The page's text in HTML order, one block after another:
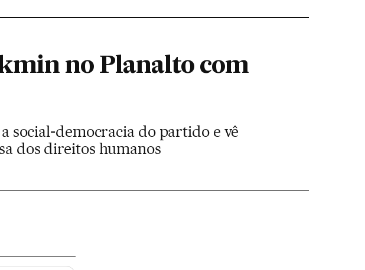
no Planalto com
social-democracia do partido e vê
dos direitos humanos